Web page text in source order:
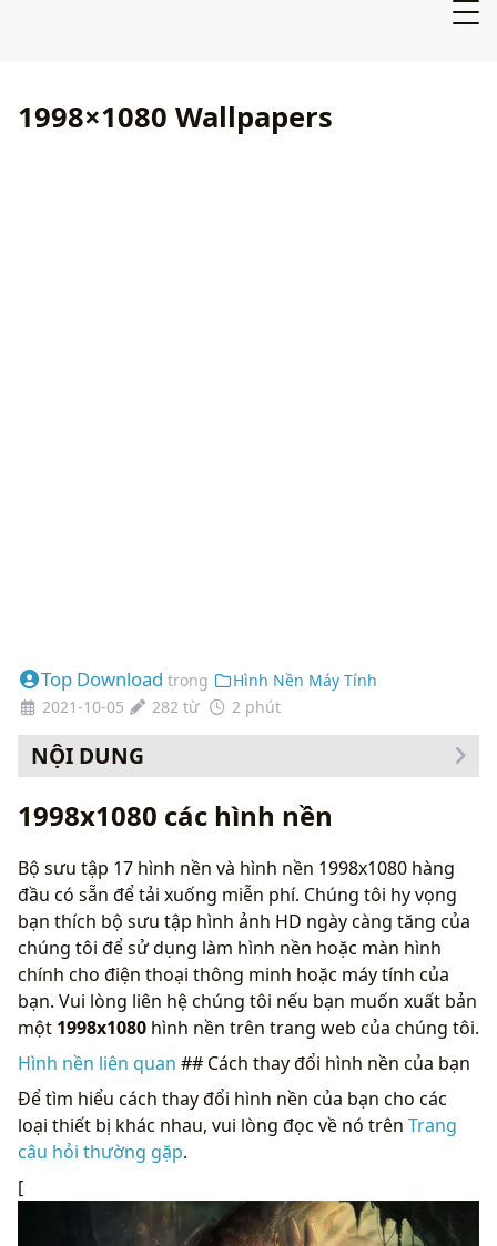
1998×1080 Wallpapers
Top Download trong
Hình Nền Máy Tính
2021-10-05
282 từ 2 phút
NỘI DUNG
1998x1080 các hình nền
Bộ sưu tập 17 hình nền và hình nền 1998x1080 hàng
đầu có sẵn để tải xuống miễn phí. Chúng tôi hy vọng
bạn thích bộ sưu tập hình ảnh HD ngày càng tăng của
chúng tôi để sử dụng làm hình nền hoặc màn hình
chính cho điện thoại thông minh hoặc máy tính của
bạn. Vui lòng liên hệ chúng tôi nếu bạn muốn xuất bản
một 1998x1080 hình nền trên trang web của chúng tôi.
Hình nền liên quan ## Cách thay đổi hình nền của bạn
Để tìm hiểu cách thay đổi hình nền của bạn cho các
loại thiết bị khác nhau, vui lòng đọc về nó trên Trang
câu hỏi thường gặp.
[